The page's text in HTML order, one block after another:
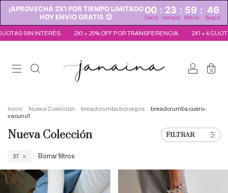
¡APROVECHÁ 2X1 POR TIEMPO LIMITADO
HOY ENVIO GRATIS 😉
00 : 23 : 59 : 44
Dia(s) Hora(s) Min(s) Seg(s)
+ 20% OFF POR TRANSFERENCIA 2X1 + 6 CUOTAS SIN INTERÉS 2X1 +
0
Inicio . Nueva Colección . breadcrumbs.borcegos . breadcrumbs.cuero-
vacuno1
Nueva Colección FILTRAR
37 Borrar filtros